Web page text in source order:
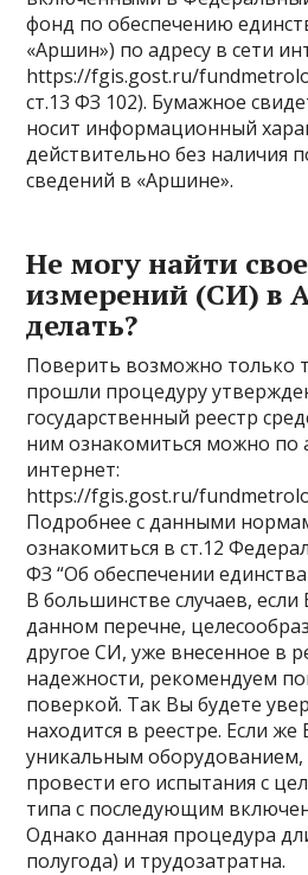
фонд по обеспечению
«Аршин») по адресу в сети
https://fgis.gost.ru/
ст.13 ФЗ 102). Бумажное
носит информационный
действительно без
сведений в «Аршине».
Не могу найти
измерений (СИ) в
делать?
Поверить возможно только
прошли процедуру
государственный реестр
ним ознакомиться можно по
интернет:
https://fgis.gost.ru/
Подробнее с данными
ознакомиться в ст.12
ФЗ “Об обеспечении
В большинстве случаев,
данном перечне,
другое СИ, уже внесенное в
надежности, рекомендуем
поверкой. Так Вы будете
находится в реестре. Если
уникальным
провести его испытания с
типа с последующим
Однако данная процедура
полугода) и трудозатратна.